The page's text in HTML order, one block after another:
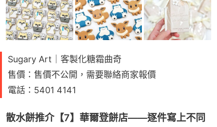
Sugary Art｜客製化糖霜曲奇
售價：售價不公開，需要聯絡商家報價
電話：5401 4141
散水餅推介【7】華爾登餅店——逐件寫上不同